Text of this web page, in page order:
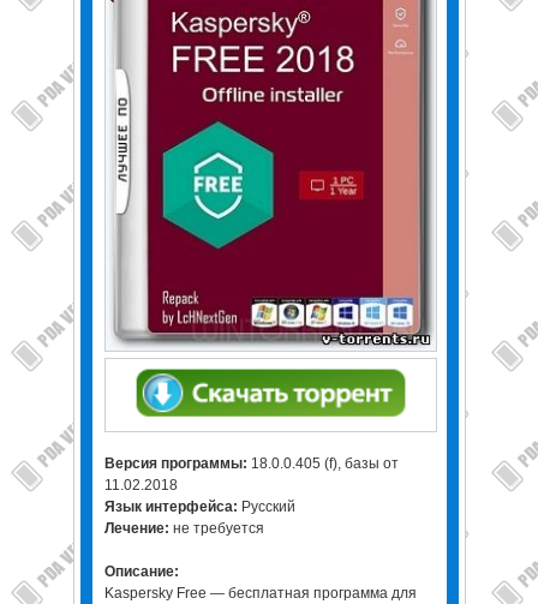
Версия программы: 18.0.0.405 (f), базы от
11.02.2018
Язык интерфейса: Русский
Лечение: не требуется
Описание:
Kaspersky Free — бесплатная программа для